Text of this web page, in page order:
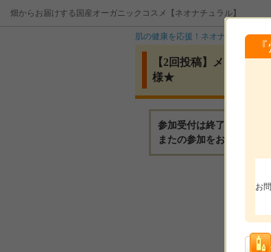
畑からお届けする国産オーガニックコスメ【ネオナチュラル】
肌の健康を応援！ネオナチュラル
お
【2回投稿】メイクも
様★
参加受付は終了いたしまし
またの参加をお待ちして